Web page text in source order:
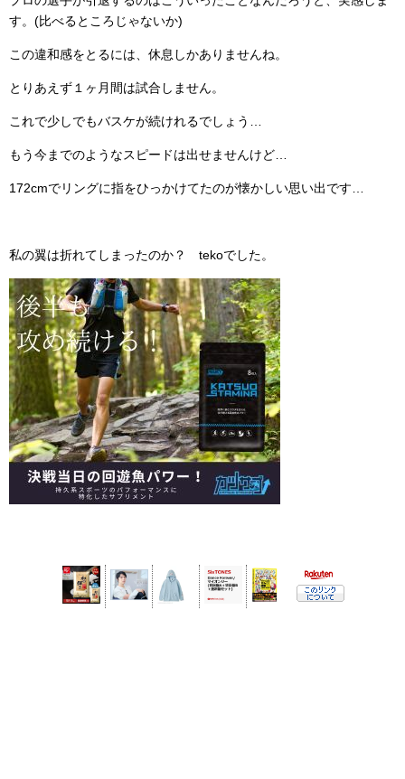
す。(比べるところじゃないか)
この違和感をとるには、休息しかありませんね。
とりあえず１ヶ月間は試合しません。
これで少しでもバスケが続けれるでしょう…
もう今までのようなスピードは出せませんけど…
172cmでリングに指をひっかけてたのが懐かしい思い出です…
私の翼は折れてしまったのか？ tekoでした。